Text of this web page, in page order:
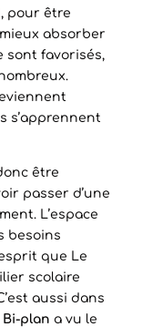
pour être
absorber
sont favorisés,
s’apprennent
être
passer d’une
L’espace
besoins
que Le
scolaire
aussi dans
plan a vu le